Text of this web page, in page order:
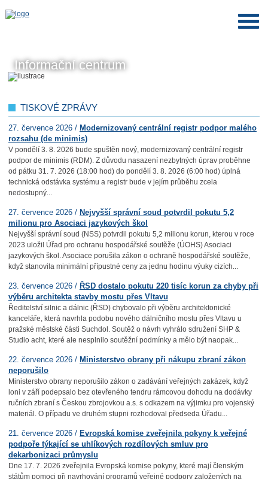
Informační centrum
TISKOVÉ ZPRÁVY
27. července 2026 / Modernizovaný centrální registr podpor malého
rozsahu (de minimis)
V pondělí 3. 8. 2026 bude spuštěn nový, modernizovaný centrální registr
podpor de minimis (RDM). Z důvodu nasazení nezbytných úprav proběhne
od pátku 31. 7. 2026 (18:00 hod) do pondělí 3. 8. 2026 (6:00 hod) úplná
technická odstávka systému a registr bude v jejím průběhu zcela
nedostupný...
27. července 2026 / Nejvyšší správní soud potvrdil pokutu 5,2
milionu pro Asociaci jazykových škol
Nejvyšší správní soud (NSS) potvrdil pokutu 5,2 milionu korun, kterou v roce
2023 uložil Úřad pro ochranu hospodářské soutěže (ÚOHS) Asociaci
jazykových škol. Asociace porušila zákon o ochraně hospodářské soutěže,
když stanovila minimální přípustné ceny za jednu hodinu výuky cizích...
23. července 2026 / ŘSD dostalo pokutu 220 tisíc korun za chyby při
výběru architekta stavby mostu přes Vltavu
Ředitelství silnic a dálnic (ŘSD) chybovalo při výběru architektonické
kanceláře, která navrhla podobu nového dálničního mostu přes Vltavu u
pražské městské části Suchdol. Soutěž o návrh vyhrálo sdružení SHP &
Studio acht, které ale nesplnilo soutěžní podmínky a mělo být naopak...
22. července 2026 / Ministerstvo obrany při nákupu zbraní zákon
neporušilo
Ministerstvo obrany neporušilo zákon o zadávání veřejných zakázek, když
loni v září podepsalo bez otevřeného tendru rámcovou dohodu na dodávky
ručních zbraní s Českou zbrojovkou a.s. s odkazem na výjimku pro vojenský
materiál. O případu ve druhém stupni rozhodoval předseda Úřadu...
21. července 2026 / Evropská komise zveřejnila pokyny k veřejné
podpoře týkající se uhlíkových rozdílových smluv pro
dekarbonizaci průmyslu
Dne 17. 7. 2026 zveřejnila Evropská komise pokyny, které mají členským
státům pomoci při navrhování programů veřejné podpory založených na